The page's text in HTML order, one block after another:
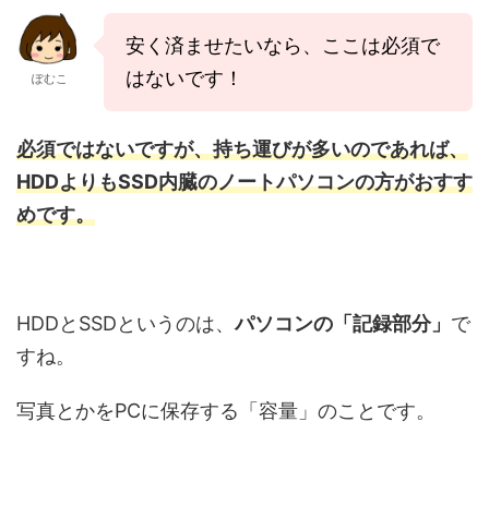
ぽむこ
安く済ませたいなら、ここは必須で
はないです！
必須ではないですが、持ち運びが多いのであれば、
HDDよりもSSD内臓のノートパソコンの方がおすす
めです。
HDDとSSDというのは、パソコンの「記録部分」 で
すね。
写真とかをPCに保存する「容量」のことです。